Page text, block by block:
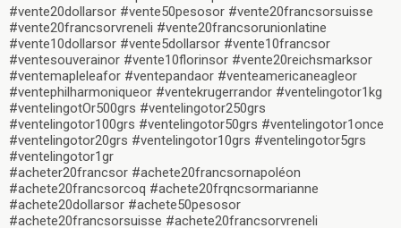
#vente20dollarsor #vente50pesosor #vente20francsorsuisse
#vente20francsorvreneli #vente20francsorunionlatine
#vente10dollarsor #vente5dollarsor #vente10francsor
#ventesouverainor #vente10florinsor #vente20reichsmarksor
#ventemapleleafor #ventepandaor #venteamericaneagleor
#ventephilharmoniqueor #ventekrugerrandor #ventelingotor1kg
#ventelingotOr500grs #ventelingotor250grs
#ventelingotor100grs #ventelingotor50grs #ventelingotor1once
#ventelingotor20grs #ventelingotor10grs #ventelingotor5grs
#ventelingotor1gr
#acheter20francsor #achete20francsornapoléon
#achete20francsorcoq #achete20frqncsormarianne
#achete20dollarsor #achete50pesosor
#achete20francsorsuisse #achete20francsorvreneli